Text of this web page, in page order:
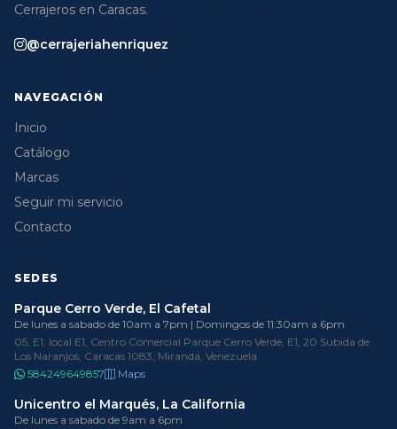
Cerrajeros en Caracas.
@cerrajeriahenriquez
NAVEGACIÓN
Inicio
Catálogo
Marcas
Seguir mi servicio
Contacto
SEDES
Parque Cerro Verde, El Cafetal
De lunes a sabado de 10am a 7pm | Domingos de 11:30am a 6pm
05, E1, local E1, Centro Comercial Parque Cerro Verde, E1, 20 Subida de
Los Naranjos, Caracas 1083, Miranda, Venezuela
584249649857
Maps
Unicentro el Marqués, La California
De lunes a sabado de 9am a 6pm